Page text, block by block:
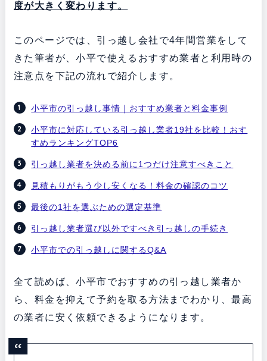
度が大きく変わります。
このページでは、引っ越し会社で4年間営業をして
きた筆者が、小平で使えるおすすめ業者と利用時の
注意点を下記の流れで紹介します。
小平市の引っ越し事情｜おすすめ業者と料金事例
小平市に対応している引っ越し業者19社を比較！おす
すめランキングTOP6
引っ越し業者を決める前に1つだけ注意すべきこと
見積もりがもう少し安くなる！料金の確認のコツ
最後の1社を選ぶための選定基準
引っ越し業者選び以外ですべき引っ越しの手続き
小平市での引っ越しに関するQ&A
全て読めば、小平市でおすすめの引っ越し業者か
ら、料金を抑えて予約を取る方法までわかり、最高
の業者に安く依頼できるようになります。